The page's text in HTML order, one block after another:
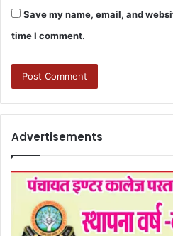
Save my name, email, and
time I comment.
Advertisements